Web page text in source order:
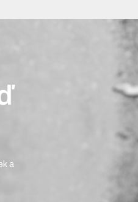
a